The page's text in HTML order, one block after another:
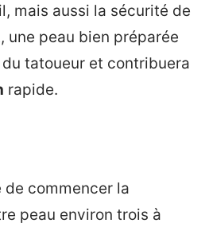
mais aussi la sécurité de
une peau bien préparée
tatoueur et contribuera
rapide.
commencer la
peau environ trois à